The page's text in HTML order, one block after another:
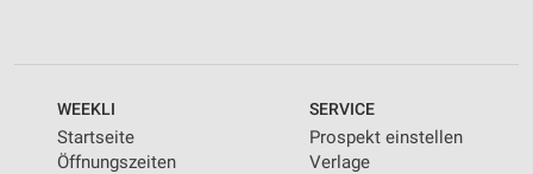
WEEKLI
Startseite
Öffnungszeiten
SERVICE
Prospekt einstellen
Verlage